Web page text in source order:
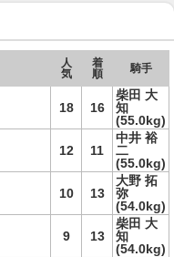
人
気
着
順
騎手
18 16
柴田 大
知
(55.0kg)
12 11
中井 裕
二
(55.0kg)
10 13
大野 拓
弥
(54.0kg)
9 13
柴田 大
知
(54.0kg)